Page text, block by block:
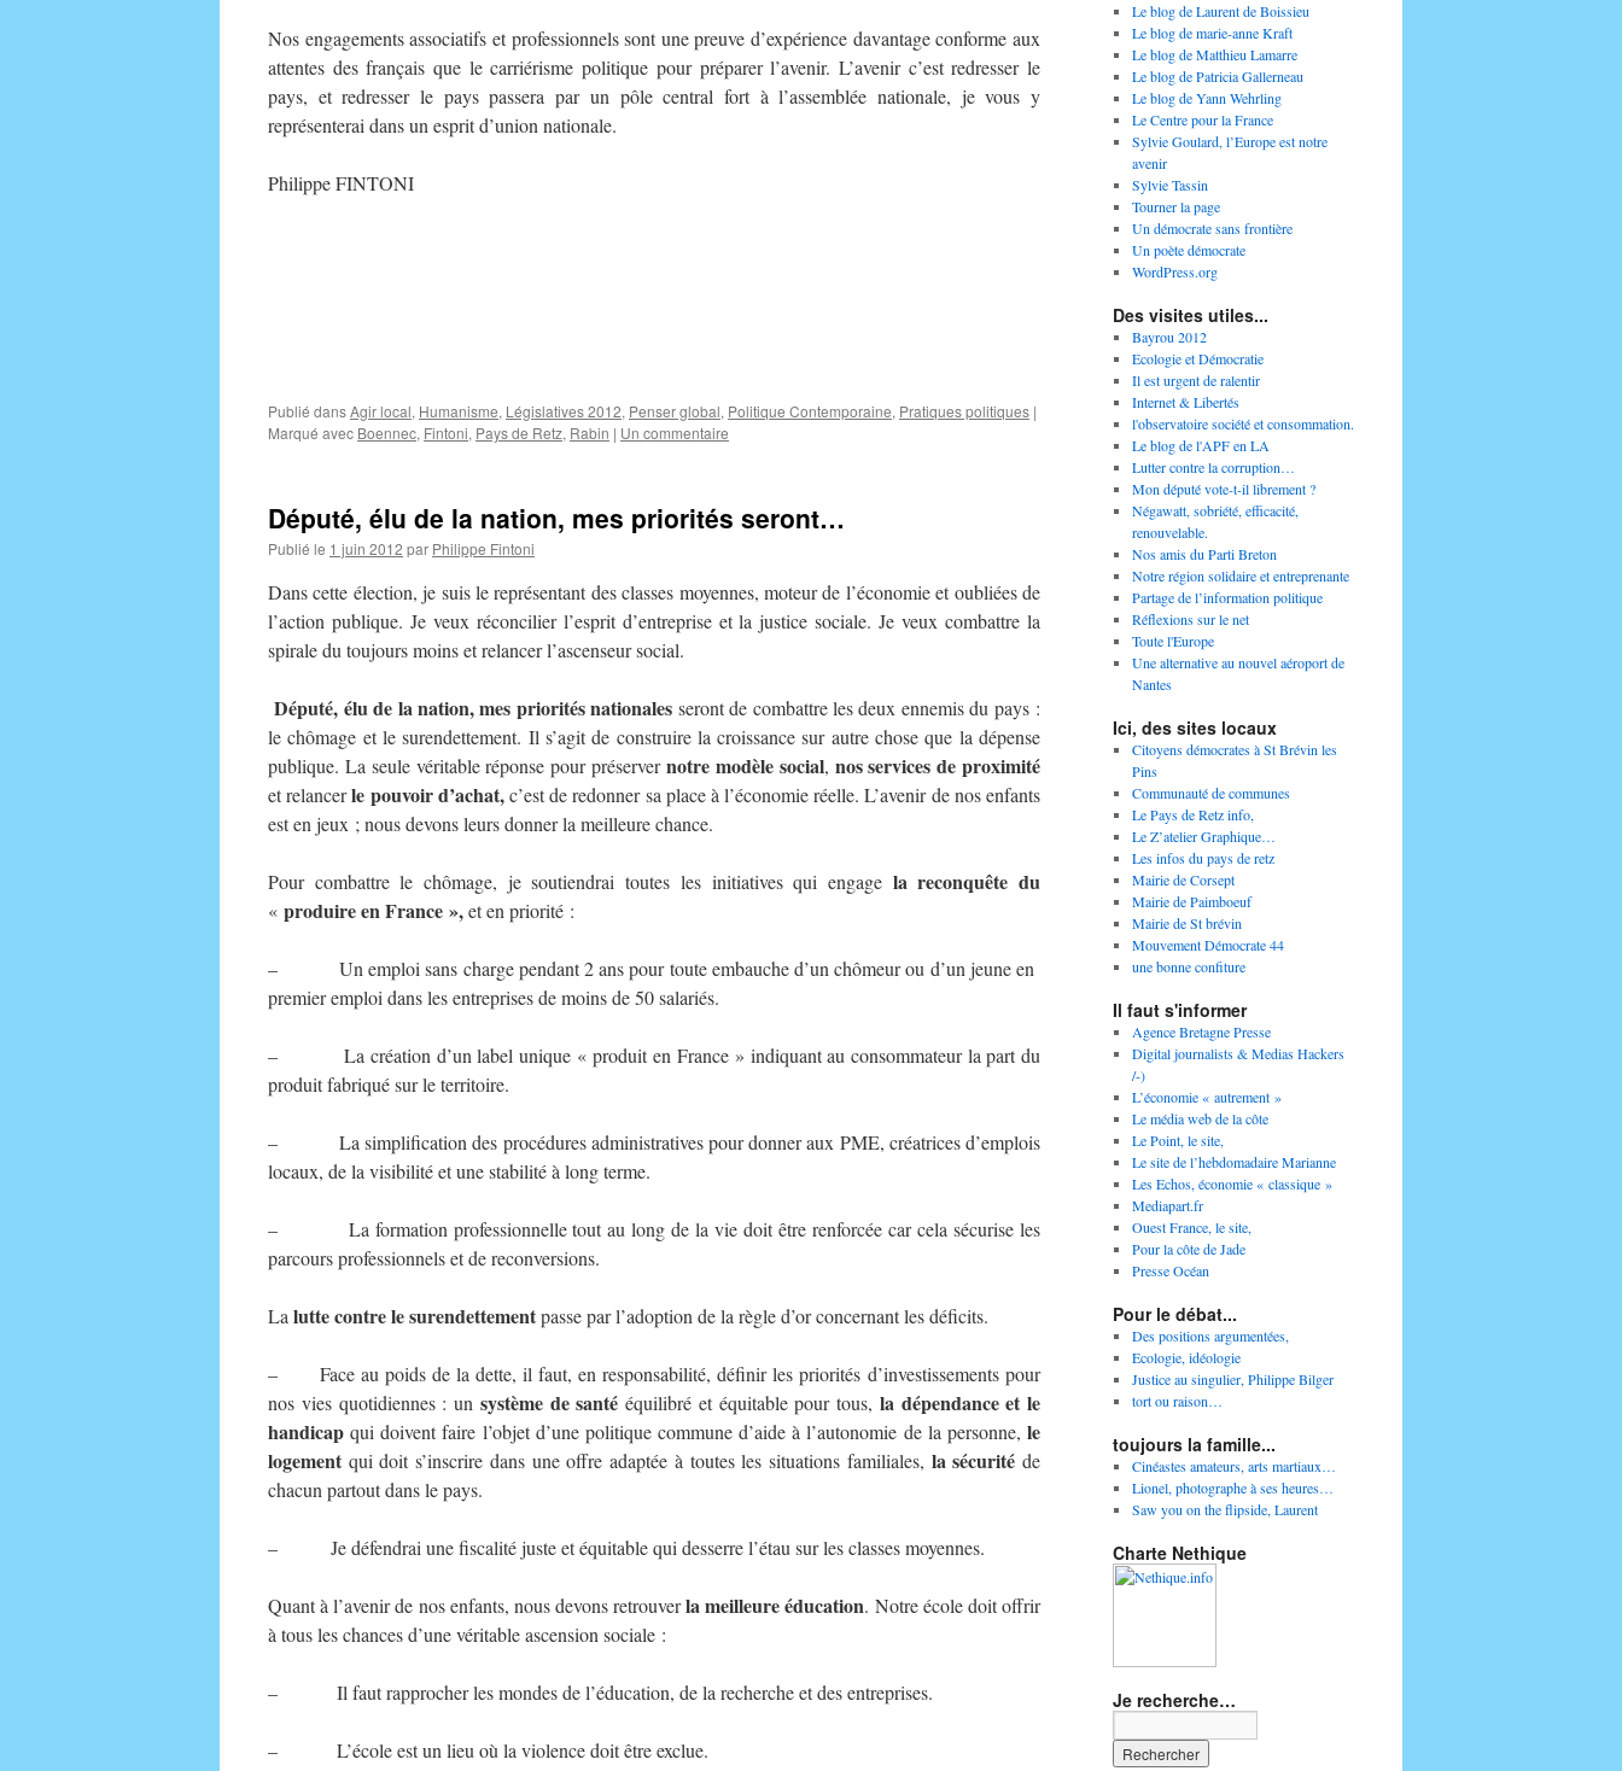
Nos engagements associatifs et professionnels sont une preuve d’expérience davantage conforme aux
attentes des français que le carriérisme politique pour préparer l’avenir. L’avenir c’est redresser le
pays, et redresser le pays passera par un pôle central fort à l’assemblée nationale, je vous y
représenterai dans un esprit d’union nationale.
Philippe FINTONI
Publié dansAgir local, Humanisme, Législatives 2012, Penser global, Politique Contemporaine, Pratiques politiques |
Marqué avec Boennec, Fintoni, Pays de Retz, Rabin | Un commentaire
Député, élu de la nation, mes priorités seront…
Publié le 1 juin 2012 par Philippe Fintoni
Dans cette élection, je suis le représentant des classes moyennes, moteur de l’économie et oubliées de
l’action publique. Je veux réconcilier l’esprit d’entreprise et la justice sociale. Je veux combattre la
spirale du toujours moins et relancer l’ascenseur social.
Député, élu de la nation, mes priorités nationales seront de combattre les deux ennemis du pays :
le chômage et le surendettement. Il s’agit de construire la croissance sur autre chose que la dépense
publique. La seule véritable réponse pour préservernotre modèle social, nos services de proximité
et relancerle pouvoir d’achat,c’est de redonner sa place à l’économie réelle. L’avenir de nos enfants
est en jeux ; nous devons leurs donner la meilleure chance.
Pour combattre le chômage, je soutiendrai toutes les initiatives qui engage la reconquête du
« produire en France »,et en priorité :
– Un emploi sans charge pendant 2 ans pour toute embauche d’un chômeur ou d’un jeune en
premier emploi dans les entreprises de moins de 50 salariés.
– La création d’un label unique « produit en France » indiquant au consommateur la part du
produit fabriqué sur le territoire.
– La simplification des procédures administratives pour donner aux PME, créatrices d’emplois
locaux, de la visibilité et une stabilité à long terme.
– La formation professionnelle tout au long de la vie doit être renforcée car cela sécurise les
parcours professionnels et de reconversions.
La lutte contre le surendettementpasse par l’adoption de la règle d’or concernant les déficits.
– Face au poids de la dette, il faut, en responsabilité, définir les priorités d’investissements pour
nos vies quotidiennes : un système de santé équilibré et équitable pour tous, la dépendance et le
handicap qui doivent faire l’objet d’une politique commune d’aide à l’autonomie de la personne, le
logement qui doit s’inscrire dans une offre adaptée à toutes les situations familiales, la sécurité de
chacun partout dans le pays.
– Je défendrai une fiscalité juste et équitable qui desserre l’étau sur les classes moyennes.
Quant à l’avenir de nos enfants, nous devons retrouverla meilleure éducation. Notre école doit offrir
à tous les chances d’une véritable ascension sociale :
– Il faut rapprocher les mondes de l’éducation, de la recherche et des entreprises.
– L’école est un lieu où la violence doit être exclue.
Le blog de Laurent de Boissieu
Le blog de marie-anne Kraft
Le blog de Matthieu Lamarre
Le blog de Patricia Gallerneau
Le blog de Yann Wehrling
Le Centre pour la France
Sylvie Goulard, l’Europe est notre
avenir
Sylvie Tassin
Tourner la page
Un démocrate sans frontière
Un poète démocrate
WordPress.org
Des visites utiles...
Bayrou 2012
Ecologie et Démocratie
Il est urgent de ralentir
Internet & Libertés
l'observatoire société et consommation.
Le blog de l'APF en LA
Lutter contre la corruption…
Mon député vote-t-il librement ?
Négawatt, sobriété, efficacité,
renouvelable.
Nos amis du Parti Breton
Notre région solidaire et entreprenante
Partage de l’information politique
Réflexions sur le net
Toute l'Europe
Une alternative au nouvel aéroport de
Nantes
Ici, des sites locaux
Citoyens démocrates à St Brévin les
Pins
Communauté de communes
Le Pays de Retz info,
Le Z’atelier Graphique…
Les infos du pays de retz
Mairie de Corsept
Mairie de Paimboeuf
Mairie de St brévin
Mouvement Démocrate 44
une bonne confiture
Il faut s'informer
Agence Bretagne Presse
Digital journalists & Medias Hackers
/-)
L’économie « autrement »
Le média web de la côte
Le Point, le site,
Le site de l’hebdomadaire Marianne
Les Echos, économie « classique »
Mediapart.fr
Ouest France, le site,
Pour la côte de Jade
Presse Océan
Pour le débat...
Des positions argumentées,
Ecologie, idéologie
Justice au singulier, Philippe Bilger
tort ou raison…
toujours la famille...
Cinéastes amateurs, arts martiaux…
Lionel, photographe à ses heures…
Saw you on the flipside, Laurent
Charte Nethique
Je recherche…